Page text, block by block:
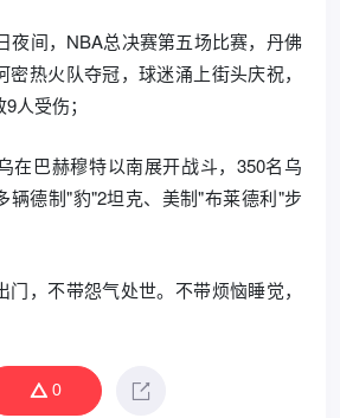
夜间，NBA总决赛第五场比赛，丹佛
热火队夺冠，球迷涌上街头庆祝，
人受伤；
在巴赫穆特以南展开战斗，350名乌
辆德制"豹"2坦克、美制"布莱德利"步
门，不带怨气处世。不带烦恼睡觉，
0